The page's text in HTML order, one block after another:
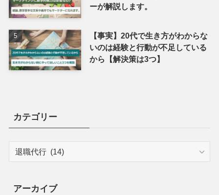
ーが解説します。
【事実】20代で生き方がわからな
いのは経験と行動が不足している
から【解決策は3つ】
カテゴリー
アーカイブ